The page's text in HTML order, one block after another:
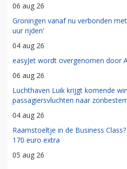
06 aug 26
Groningen vanaf nu verbonden
uur rijden'
04 aug 26
easyJet wordt overgenomen door
06 aug 26
Luchthaven Luik krijgt komende
passagiersvluchten naar
04 aug 26
Raamstoeltje in de Business
170 euro extra
05 aug 26